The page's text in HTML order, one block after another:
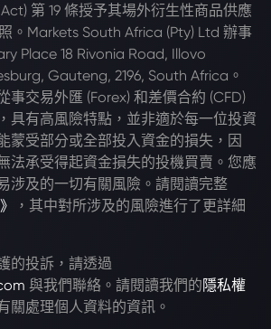
第 19 條授予其場外衍生性商品供應
。Markets South Africa (Pty) Ltd 辦事
Place 18 Rivonia Road, Illovo
Gauteng, 2196, South Africa。
事交易外匯 (Forex) 和差價合約 (CFD)
具有高風險特點，並非適於每一位投資
蒙受部分或全部投入資金的損失，因
法承受得起資金損失的投機買賣。您應
涉及的一切有關風險。請閱讀完整
，其中對所涉及的風險進行了更詳細
的投訴，請透過
與我們聯絡。請閱讀我們的隱私權
關處理個人資料的資訊。